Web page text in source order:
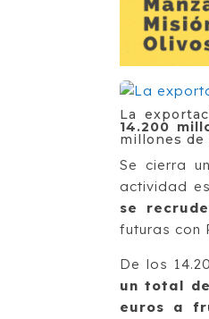
La
14.200
millones de
Se cierra
actividad
se
futuras con
De los
un total
euros a